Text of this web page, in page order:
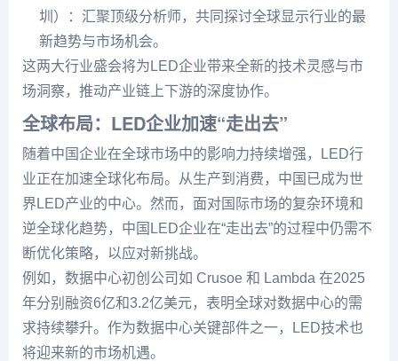
圳）：汇聚顶级分析师，共同探讨全球显示行业的最
新趋势与市场机会。
这两大行业盛会将为LED企业带来全新的技术灵感与市
场洞察，推动产业链上下游的深度协作。
全球布局：LED企业加速“走出去”
随着中国企业在全球市场中的影响力持续增强，LED行
业正在加速全球化布局。从生产到消费，中国已成为世
界LED产业的中心。然而，面对国际市场的复杂环境和
逆全球化趋势，中国LED企业在“走出去”的过程中仍需不
断优化策略，以应对新挑战。
例如，数据中心初创公司如 Crusoe 和 Lambda 在2025
年分别融资6亿和3.2亿美元，表明全球对数据中心的需
求持续攀升。作为数据中心关键部件之一，LED技术也
将迎来新的市场机遇。